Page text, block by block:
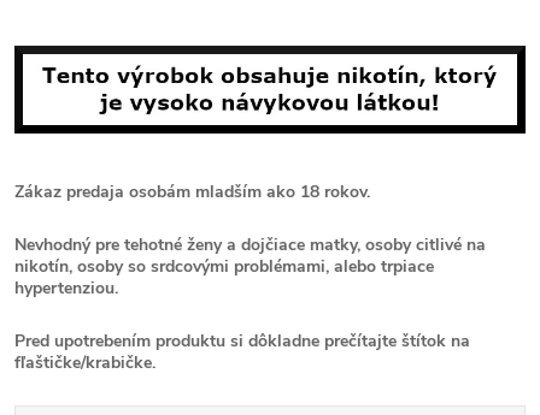
Zákaz predaja osobám mladším ako 18 rokov.
Nevhodný pre tehotné ženy a dojčiace matky, osoby citlivé na
nikotín, osoby so srdcovými problémami, alebo trpiace
hypertenziou.
Pred upotrebením produktu si dôkladne prečítajte štítok na
fľaštičke/krabičke.